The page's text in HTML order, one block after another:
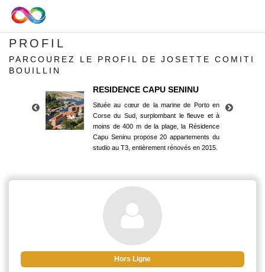
PROFIL
PARCOUREZ LE PROFIL DE JOSETTE COMITI
BOUILLIN
RESIDENCE CAPU SENINU
Située au cœur de la marine de Porto en
Corse du Sud, surplombant le fleuve et à
moins de 400 m de la plage, la Résidence
Capu Seninu propose 20 appartements du
studio au T3, entièrement rénovés en 2015.
Corse du Sud, surplombant le fleuve et à
moins de 400 m de la plage, la Résidence
Capu Seninu propose 20 appartements du
studio au T3, entièrement rénovés en 2015.
Hors Ligne